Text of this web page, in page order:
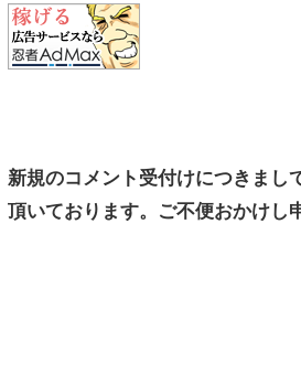
新規のコメント受付けにつきまし
頂いております。ご不便おかけし